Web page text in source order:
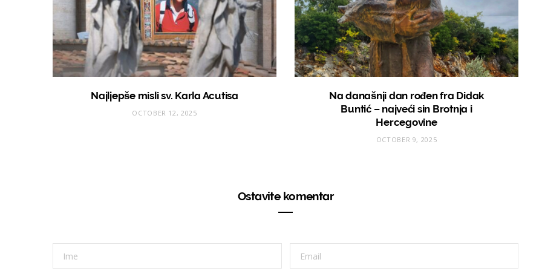
Najljepše misli sv. Karla Acutisa
OCTOBER 12, 2025
Na današnji dan rođen fra Didak
Buntić – najveći sin Brotnja i
Hercegovine
OCTOBER 9, 2025
Ostavite komentar